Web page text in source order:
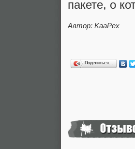
пакете, о
Автор: KaaPex
Поделиться…